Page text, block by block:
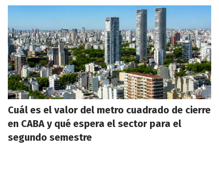
Cuál es el valor del metro cuadrado de cierre
en CABA y qué espera el sector para el
segundo semestre